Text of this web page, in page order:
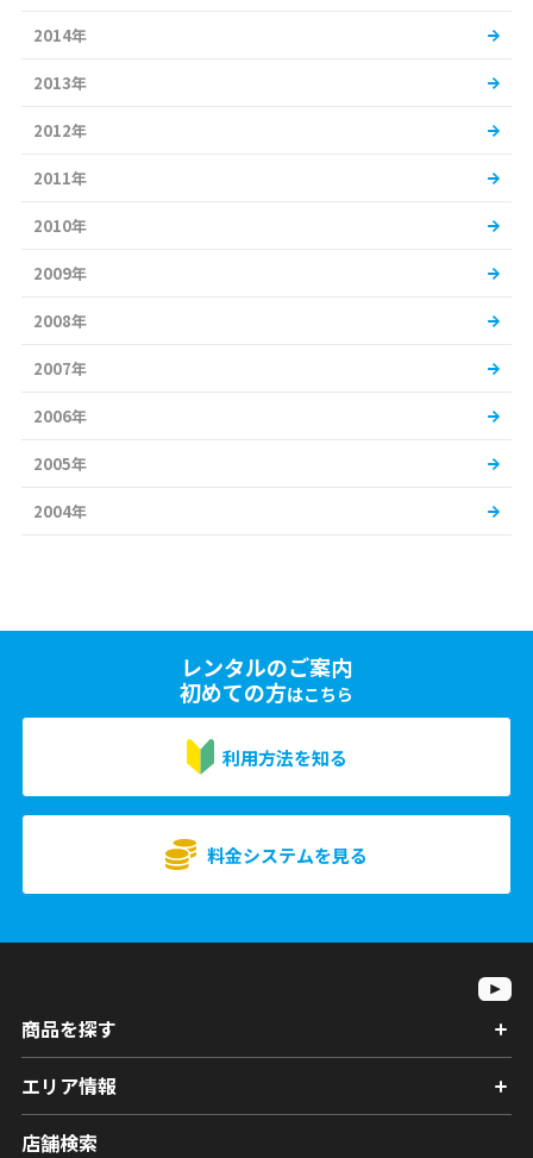
2014年
2013年
2012年
2011年
2010年
2009年
2008年
2007年
2006年
2005年
2004年
レンタルのご案内
初めての方はこちら
利用方法を知る
料金システムを見る
商品を探す
エリア情報
店舗検索